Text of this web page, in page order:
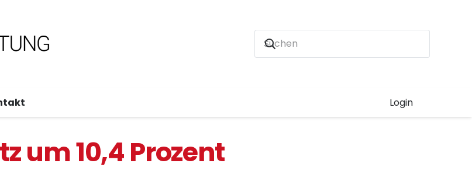
Login
um 10,4 Prozent